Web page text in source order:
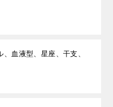
血液型、星座、干支、